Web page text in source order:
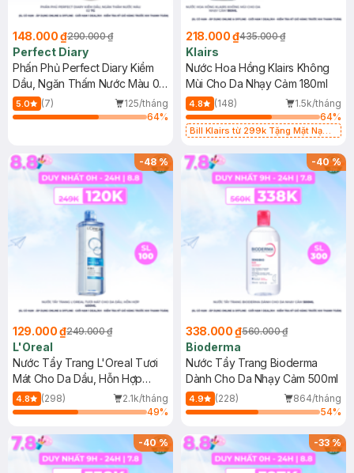
148.000 ₫290.000 ₫
Perfect Diary
Phấn Phủ Perfect Diary Kiềm
Dầu, Ngăn Thấm Nước Màu 02
7g
5.0 (7)
125/tháng
64%
218.000 ₫435.000 ₫
Klairs
Nước Hoa Hồng Klairs Không
Mùi Cho Da Nhạy Cảm 180ml
4.8 (148)
1.5k/tháng
64%
Bill Klairs từ 299k Tặng Mặt Nạ
25ml (SL Có Hạn)
-48%
129.000 ₫249.000 ₫
L'Oreal
Nước Tẩy Trang L'Oreal Tươi
Mát Cho Da Dầu, Hỗn Hợp
400ml
4.8 (298)
2.1k/tháng
49%
-40%
338.000 ₫560.000 ₫
Bioderma
Nước Tẩy Trang Bioderma
Dành Cho Da Nhạy Cảm 500ml
4.9 (228)
864/tháng
54%
-40% -33%